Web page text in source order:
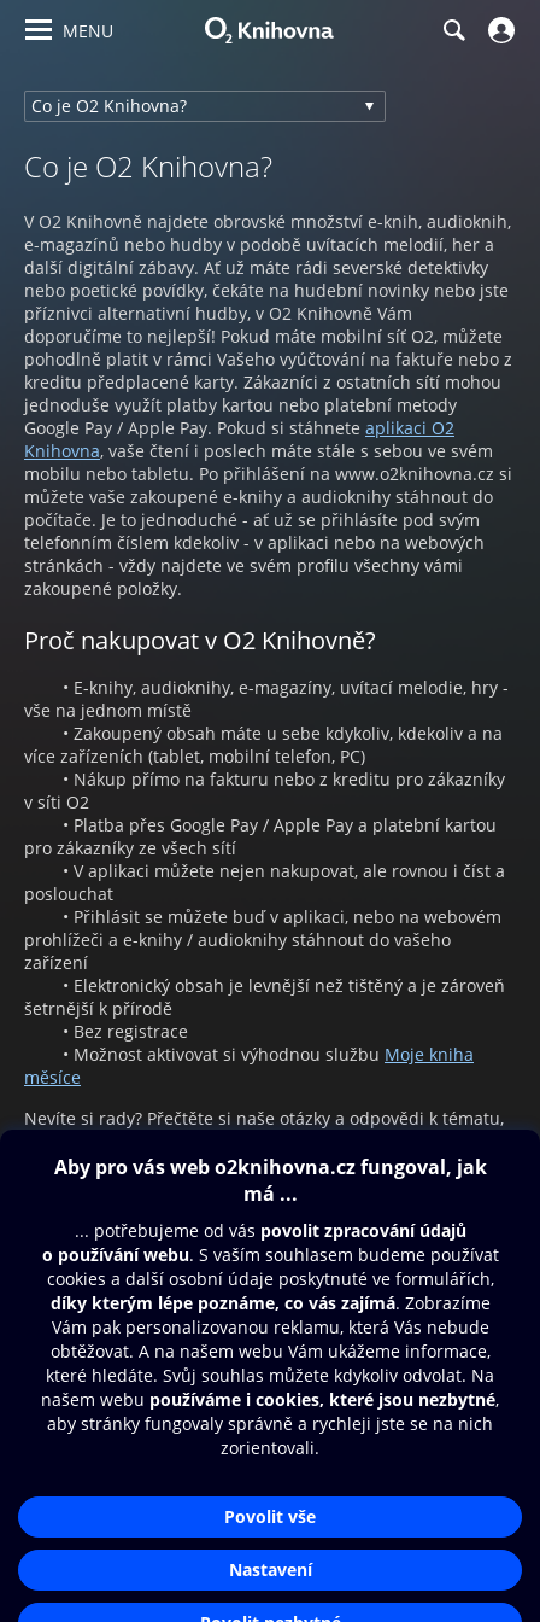
MENU
Co je O2 Knihovna?
V O2 Knihovně najdete obrovské množství e-knih, audioknih,
e-magazínů nebo hudby v podobě uvítacích melodií, her a
další digitální zábavy. Ať už máte rádi severské detektivky
nebo poetické povídky, čekáte na hudební novinky nebo jste
příznivci alternativní hudby, v O2 Knihovně Vám
doporučíme to nejlepší! Pokud máte mobilní síť O2, můžete
pohodlně platit v rámci Vašeho vyúčtování na faktuře nebo z
kreditu předplacené karty. Zákazníci z ostatních sítí mohou
jednoduše využít platby kartou nebo platební metody
Google Pay / Apple Pay. Pokud si stáhnete aplikaci O2
Knihovna, vaše čtení i poslech máte stále s sebou ve svém
mobilu nebo tabletu. Po přihlášení na www.o2knihovna.cz si
můžete vaše zakoupené e-knihy a audioknihy stáhnout do
počítače. Je to jednoduché - ať už se přihlásíte pod svým
telefonním číslem kdekoliv - v aplikaci nebo na webových
stránkách - vždy najdete ve svém profilu všechny vámi
zakoupené položky.
Proč nakupovat v O2 Knihovně?
• E-knihy, audioknihy, e-magazíny, uvítací melodie, hry -
vše na jednom místě
• Zakoupený obsah máte u sebe kdykoliv, kdekoliv a na
více zařízeních (tablet, mobilní telefon, PC)
• Nákup přímo na fakturu nebo z kreditu pro zákazníky
v síti O2
• Platba přes Google Pay / Apple Pay a platební kartou
pro zákazníky ze všech sítí
• V aplikaci můžete nejen nakupovat, ale rovnou i číst a
poslouchat
• Přihlásit se můžete buď v aplikaci, nebo na webovém
prohlížeči a e-knihy / audioknihy stáhnout do vašeho
zařízení
• Elektronický obsah je levnější než tištěný a je zároveň
šetrnější k přírodě
• Bez registrace
• Možnost aktivovat si výhodnou službu Moje kniha
měsíce
Nevíte si rady? Přečtěte si naše otázky a odpovědi k tématu,
Obsah ke stažení
Moje O2 Knihovna
Další zábava
© O2 Czech Republic a.s.
Přístupnost
Zásady zpracování osobních údajů
Nastavení cookies
Aplikace O2 Knihovna
Čti a poslouchej své e-knihy a
audioknihy rychleji a pohodlněji.